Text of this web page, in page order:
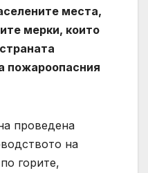
места,
мерки, които
пожароопасния
проведена
на
горите,